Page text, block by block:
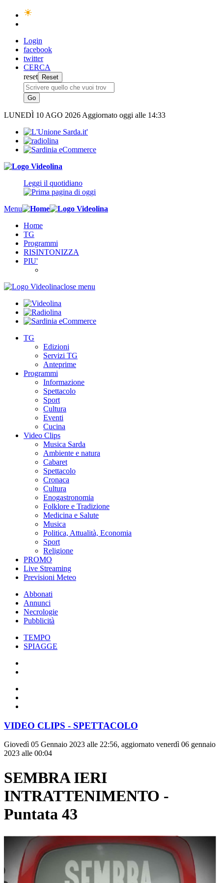
Login
facebook
twitter
CERCA
reset
LUNEDÌ 10 AGO 2026 Aggiornato oggi alle 14:33
Leggi il quotidiano
Menu
Home
TG
Programmi
RISINTONIZZA
PIU'
close menu
TG
Edizioni
Servizi TG
Anteprime
Programmi
Informazione
Spettacolo
Sport
Cultura
Eventi
Cucina
Video Clips
Musica Sarda
Ambiente e natura
Cabaret
Spettacolo
Cronaca
Cultura
Enogastronomia
Folklore e Tradizione
Medicina e Salute
Musica
Politica, Attualità, Economia
Sport
Religione
PROMO
Live Streaming
Previsioni Meteo
Abbonati
Annunci
Necrologie
Pubblicità
TEMPO
SPIAGGE
VIDEO CLIPS - SPETTACOLO
Giovedì 05 Gennaio 2023 alle 22:56, aggiornato venerdì 06 gennaio
2023 alle 00:04
SEMBRA IERI
INTRATTENIMENTO -
Puntata 43